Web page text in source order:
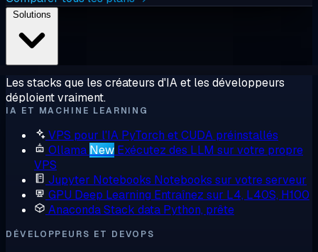
Les stacks que les créateurs d'IA et les développeurs
déploient vraiment.
IA ET MACHINE LEARNING
VPS pour l'IA PyTorch et CUDA préinstallés
Ollama New Exécutez des LLM sur votre propre
VPS
Jupyter Notebooks Notebooks sur votre serveur
GPU Deep Learning Entraînez sur L4, L40S, H100
AnacondaStack data Python, prête
DÉVELOPPEURS ET DEVOPS